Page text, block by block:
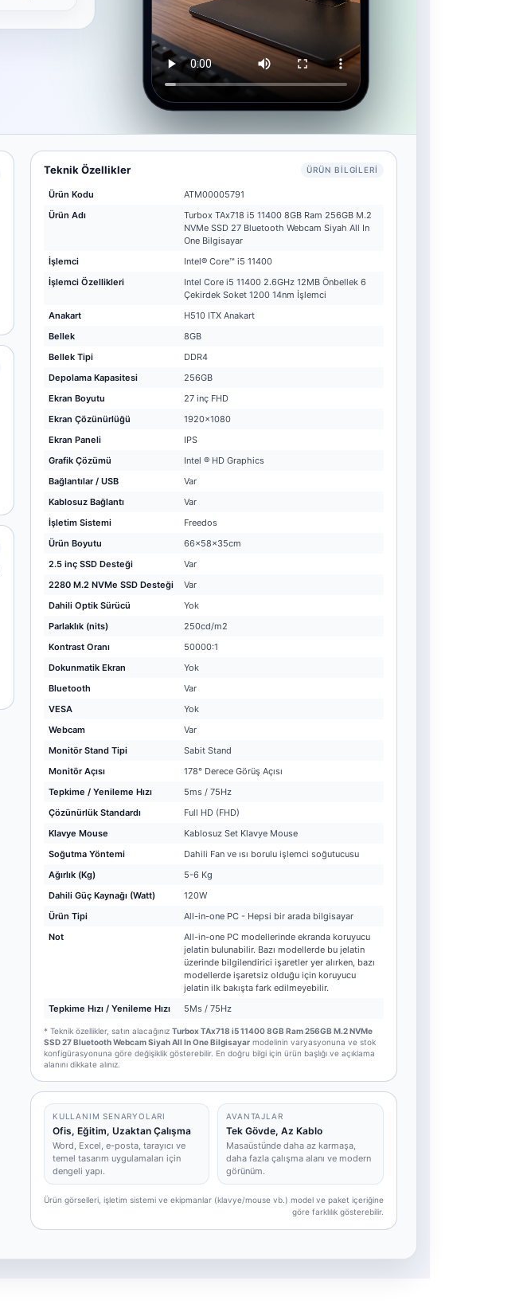
Teknik Özellikler ÜRÜN BILGILERI
Ürün Kodu
ATM00005791
Ürün Adı
Turbox TAx718 i5 11400 8GB Ram 256GB M.2
NVMe SSD 27 Bluetooth Webcam Siyah All In
One Bilgisayar
İşlemci
Intel® Core™ i5 11400
İşlemci Özellikleri
Intel Core i5 11400 2.6GHz 12MB Önbellek 6
Çekirdek Soket 1200 14nm İşlemci
Anakart
H510 ITX Anakart
Bellek
8GB
Bellek Tipi
DDR4
Depolama Kapasitesi
256GB
Ekran Boyutu
27 inç FHD
Ekran Çözünürlüğü
1920x1080
Ekran Paneli
IPS
Grafik Çözümü
Intel ® HD Graphics
Bağlantılar / USB
Var
Kablosuz Bağlantı
Var
İşletim Sistemi
Freedos
Ürün Boyutu
66x58x35cm
2.5 inç SSD Desteği
Var
2280 M.2 NVMe SSD Desteği
Var
Dahili Optik Sürücü
Yok
Parlaklık (nits)
250cd/m2
Kontrast Oranı
50000:1
Dokunmatik Ekran
Yok
Bluetooth
Var
VESA
Yok
Webcam
Var
Monitör Stand Tipi
Sabit Stand
Monitör Açısı
178° Derece Görüş Açısı
Tepkime / Yenileme Hızı
5ms / 75Hz
Çözünürlük Standardı
Full HD (FHD)
Klavye Mouse
Kablosuz Set Klavye Mouse
Soğutma Yöntemi
Dahili Fan ve ısı borulu işlemci soğutucusu
Ağırlık (Kg)
5-6 Kg
Dahili Güç Kaynağı (Watt)
120W
Ürün Tipi
All-in-one PC - Hepsi bir arada bilgisayar
Not
All-in-one PC modellerinde ekranda koruyucu
jelatin bulunabilir. Bazı modellerde bu jelatin
üzerinde bilgilendirici işaretler yer alırken, bazı
modellerde işaretsiz olduğu için koruyucu
jelatin ilk bakışta fark edilmeyebilir.
Tepkime Hızı / Yenileme Hızı
5Ms / 75Hz
* Teknik özellikler, satın alacağınız Turbox TAx718 i5 11400 8GB Ram 256GB M.2 NVMe
SSD 27 Bluetooth Webcam Siyah All In One Bilgisayarmodelinin varyasyonuna ve stok
konfigürasyonuna göre değişiklik gösterebilir. En doğru bilgi için ürün başlığı ve açıklama
alanını dikkate alınız.
KULLANIM SENARYOLARI
Ofis, Eğitim, Uzaktan Çalışma
Word, Excel, e-posta, tarayıcı ve
temel tasarım uygulamaları için
dengeli yapı.
AVANTAJLAR
Tek Gövde, Az Kablo
Masaüstünde daha az karmaşa,
daha fazla çalışma alanı ve modern
görünüm.
Ürün görselleri, işletim sistemi ve ekipmanlar (klavye/mouse vb.) model ve paket içeriğine
göre farklılık gösterebilir.